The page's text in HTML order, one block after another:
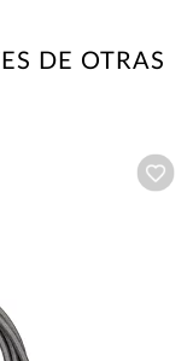
DE OTRAS